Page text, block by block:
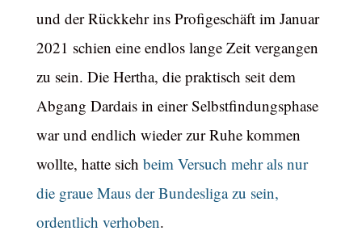
und der Rückkehr ins Profigeschäft im Januar
2021 schien eine endlos lange Zeit vergangen
zu sein. Die Hertha, die praktisch seit dem
Abgang Dardais in einer Selbstfindungsphase
war und endlich wieder zur Ruhe kommen
wollte, hatte sich beim Versuch mehr als nur
die graue Maus der Bundesliga zu sein,
ordentlich verhoben.